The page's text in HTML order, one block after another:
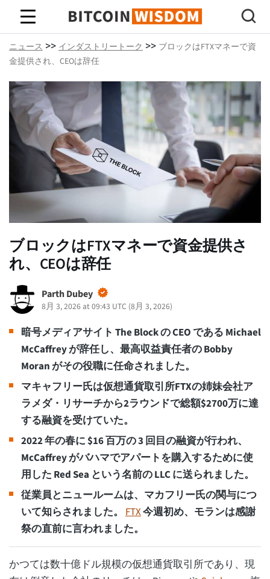
ビットコインの知恵
ニュース >> インダストリートーク >> ブロックはFTXマネーで資
金提供され、CEOは辞任
ブロックはFTXマネーで資金提供さ
れ、CEOは辞任
Parth Dubey
8月 3, 2026 at 09:43 UTC (8月 3, 2026)
暗号メディアサイト The Block の CEO である Michael
McCaffrey が辞任し、最高収益責任者の Bobby
Moran がその役職に任命されました。
マキャフリー氏は仮想通貨取引所FTXの姉妹会社ア
ラメダ・リサーチから2ラウンドで総額$2700万に達
する融資を受けていた。
2022 年の春に $16 百万の 3 回目の融資が行われ、
McCaffrey がバハマでアパートを購入するために使
用した Red Sea という名前の LLC に送られました。
従業員とニュールームは、マカフリー氏の関与につ
いて知らされました。 FTX今週初め、モランは感謝
祭の直前に言われました。
かつては数十億ドル規模の仮想通貨取引所であり、現